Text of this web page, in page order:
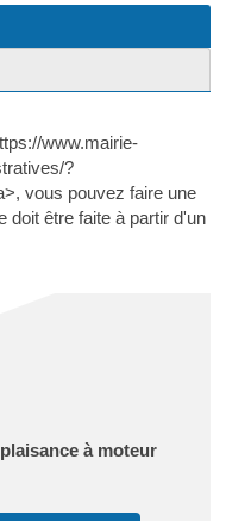
www.mairie-
?
vous pouvez faire une
doit être faite à partir d'un
à moteur